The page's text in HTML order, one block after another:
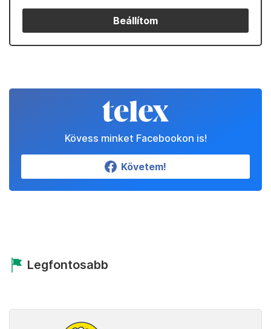
Beállítom
Kövess minket Facebookon is!
Követem!
Legfontosabb